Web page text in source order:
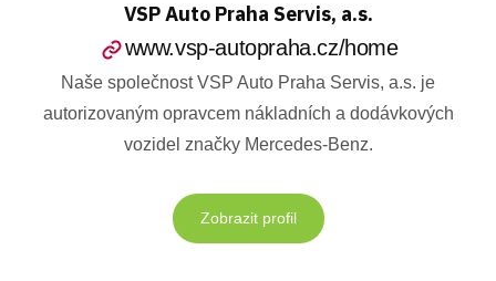
VSP Auto Praha Servis, a.s.
www.vsp-autopraha.cz/home
Naše společnost VSP Auto Praha Servis, a.s. je
autorizovaným opravcem nákladních a dodávkových
vozidel značky Mercedes-Benz.
Zobrazit profil